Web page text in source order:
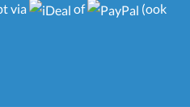
via of
(ook